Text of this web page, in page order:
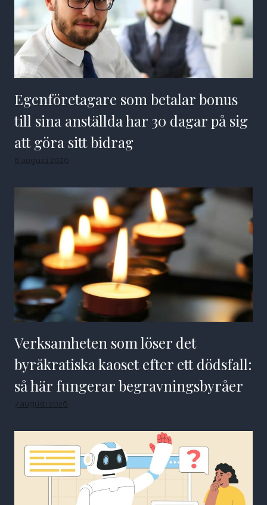
Egenföretagare som betalar bonus
till sina anställda har 30 dagar på sig
att göra sitt bidrag
8 augusti 2026
Verksamheten som löser det
byråkratiska kaoset efter ett dödsfall:
så här fungerar begravningsbyråer
7 augusti 2026